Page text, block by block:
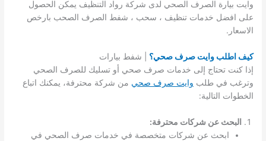
وايت بيارة الصرف الصحي لدى شركة رواد التنظيف يمكن الحصول
على افضل خدمات تنظيف ، سحب ، شفط الصرف الصحب بارخص
الاسعار.
كيف اطلب وايت صرف صحي؟ | شفط بيارات
إذا كنت تحتاج إلى خدمات صرف صحي أو تسليك للصرف الصحي
وترغب في طلب وايت صرف صحي من شركة محترفة، يمكنك اتباع
الخطوات التالية:
البحث عن شركات محترفة:
ابحث عن شركات متخصصة في خدمات صرف الصحي في